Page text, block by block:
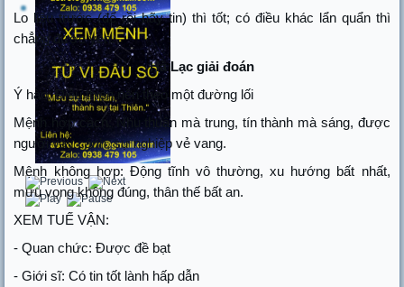
Lo liệu trước (để rồi hãy tin) thì tốt; có điều khác lẩn quẩn thì
chẳng được yên.
Hà Lạc giải đoán
Ý hào: Điều thiện nên theo một đường lối
Mệnh hợp cách: Nhu thuận mà trung, tín thành mà sáng, được
người vây cánh, sự nghiệp vẻ vang.
Mệnh không hợp: Động tĩnh vô thường, xu hướng bất nhất,
mưu vọng không đúng, thân thế bất an.
XEM TUẾ VẬN:
- Quan chức: Được đề bạt
- Giới sĩ: Có tin tốt lành hấp dẫn